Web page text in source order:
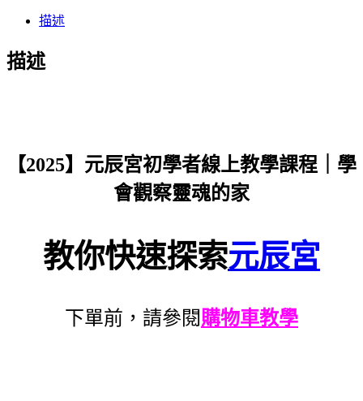
描述
描述
【2025】元辰宮初學者線上教學課程｜學
會觀察靈魂的家
教你快速探索元辰宮
下單前，請參閱購物車教學